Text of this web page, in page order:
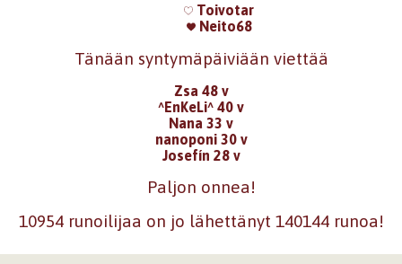
Toivotar
Neito68
Tänään syntymäpäiviään viettää
Zsa 48 v
^EnKeLi^ 40 v
Nana 33 v
nanoponi 30 v
Josefín 28 v
Paljon onnea!
10954 runoilijaa on jo lähettänyt 140144 runoa!